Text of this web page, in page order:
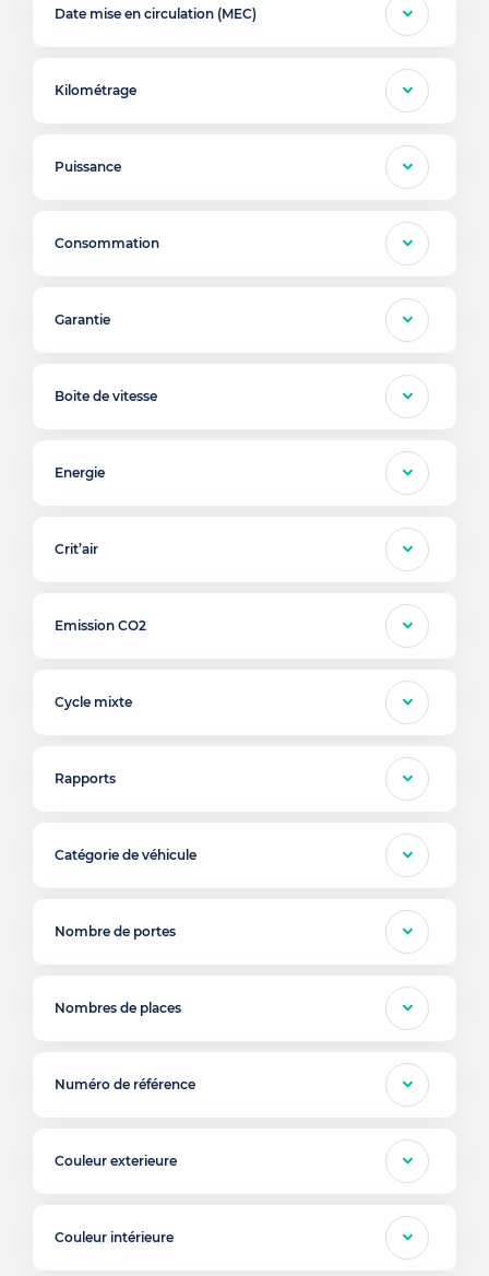
Date mise en circulation (MEC)
Kilométrage
Puissance
Consommation
Garantie
Boite de vitesse
Energie
Crit’air
Emission CO2
Cycle mixte
Rapports
Catégorie de véhicule
Nombre de portes
Nombres de places
Numéro de référence
Couleur exterieure
Couleur intérieure